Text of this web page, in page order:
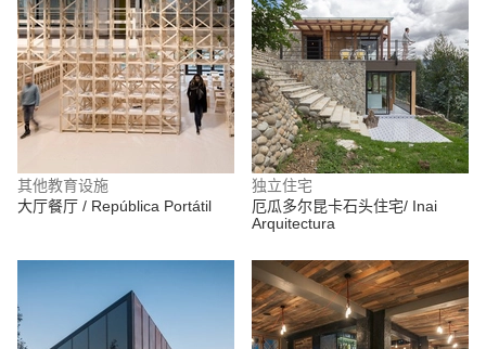
其他教育设施
大厅餐厅 / República Portátil
独立住宅
厄瓜多尔昆卡石头住宅/ Inai
Arquitectura